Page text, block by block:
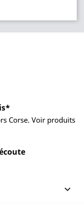
Corse. Voir produits
